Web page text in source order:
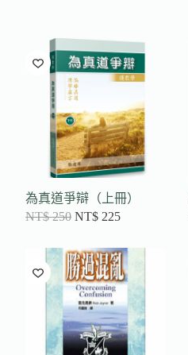
為真道爭辯（上冊）
NT$250 NT$ 225